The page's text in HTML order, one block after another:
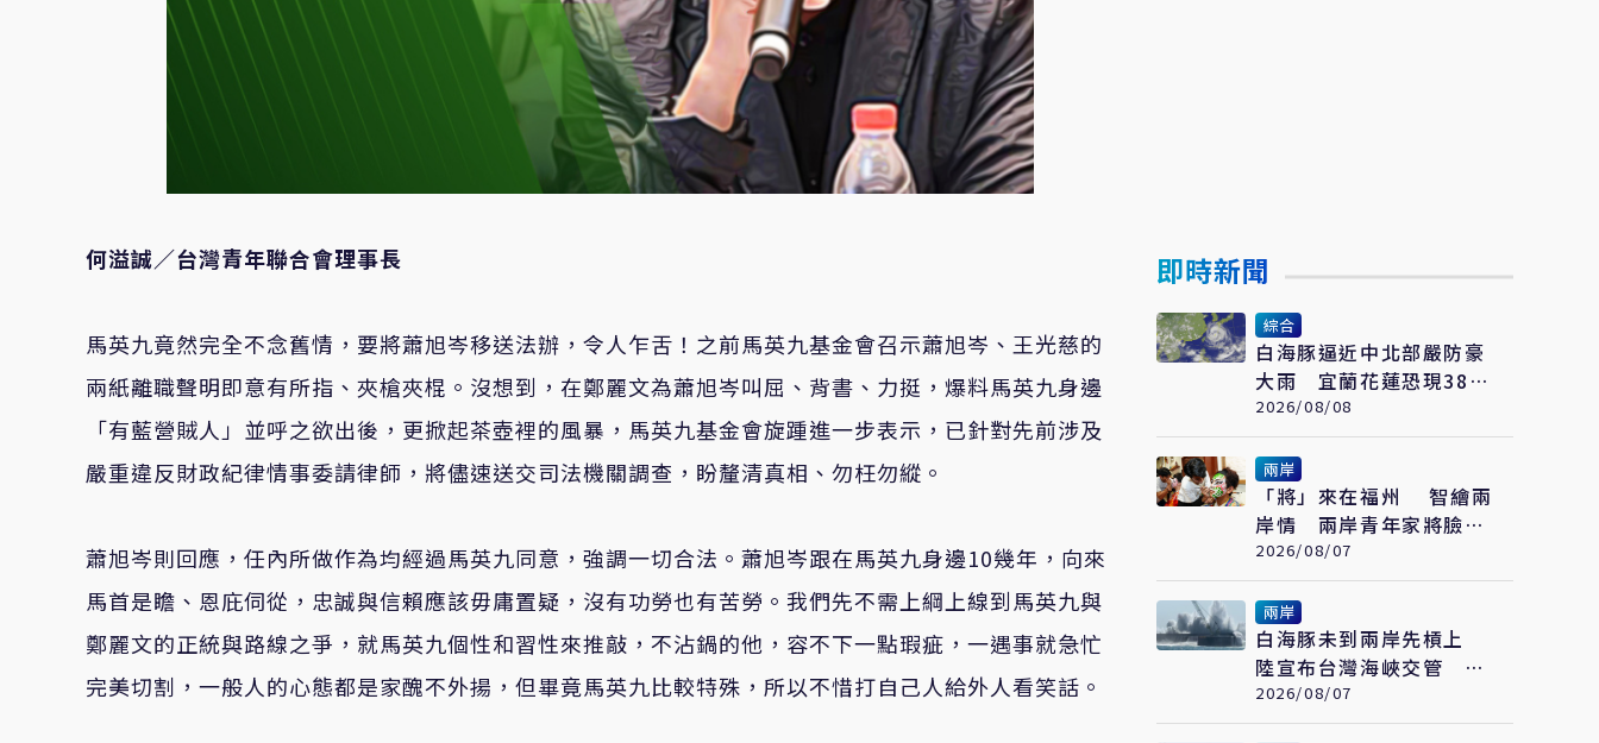
何溢誠／台灣青年聯合會理事長
馬英九竟然完全不念舊情，要將蕭旭岑移送法辦，令人乍舌！之前馬英九基金會召示蕭旭岑、王光慈的
兩紙離職聲明即意有所指、夾槍夾棍。沒想到，在鄭麗文為蕭旭岑叫屈、背書、力挺，爆料馬英九身邊
「有藍營賊人」並呼之欲出後，更掀起茶壺裡的風暴，馬英九基金會旋踵進一步表示，已針對先前涉及
嚴重違反財政紀律情事委請律師，將儘速送交司法機關調查，盼釐清真相、勿枉勿縱。
蕭旭岑則回應，任內所做作為均經過馬英九同意，強調一切合法。蕭旭岑跟在馬英九身邊10幾年，向來
馬首是瞻、恩庇伺從，忠誠與信賴應該毋庸置疑，沒有功勞也有苦勞。我們先不需上綱上線到馬英九與
鄭麗文的正統與路線之爭，就馬英九個性和習性來推敲，不沾鍋的他，容不下一點瑕疵，一遇事就急忙
完美切割，一般人的心態都是家醜不外揚，但畢竟馬英九比較特殊，所以不惜打自己人給外人看笑話。
即時新聞
綜合
白海豚逼近中北部嚴防豪
大雨 宜蘭花蓮恐現38度
極端高溫
2026/08/08
兩岸
「將」來在福州 智繪兩
岸情 兩岸青年家將臉譜
繪畫大賽在福州開幕
2026/08/07
兩岸
白海豚未到兩岸先槓上
陸宣布台灣海峽交管 陸
委會：不勞費心
2026/08/07